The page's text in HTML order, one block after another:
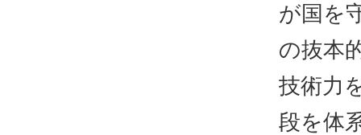
が国を
の抜本
技術力
段を体